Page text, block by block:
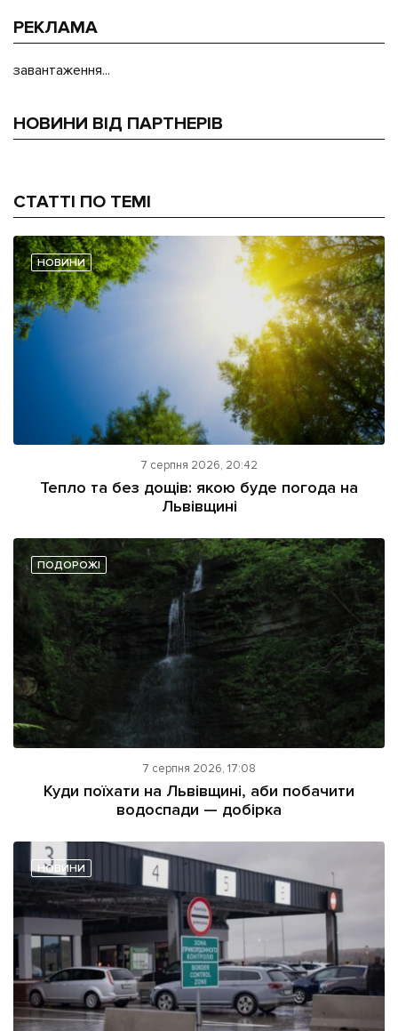
РЕКЛАМА
завантаження...
НОВИНИ ВІД ПАРТНЕРІВ
СТАТТІ ПО ТЕМІ
НОВИНИ
7 серпня 2026, 20:42
Тепло та без дощів: якою буде погода на
Львівщині
ПОДОРОЖІ
7 серпня 2026, 17:08
Куди поїхати на Львівщині, аби побачити
водоспади — добірка
НОВИНИ